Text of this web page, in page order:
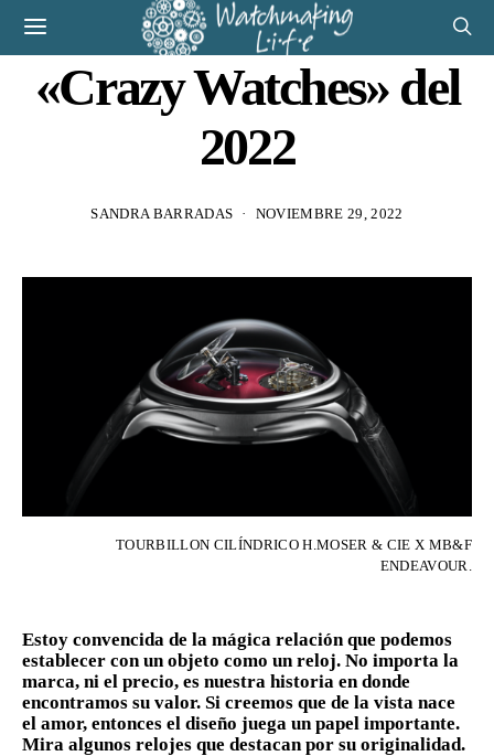
«Crazy Watches» del
2022
SANDRA BARRADAS NOVIEMBRE 29, 2022
TOURBILLON CILÍNDRICO H.MOSER & CIE X MB&F
ENDEAVOUR.
Estoy convencida de la mágica relación que podemos
establecer con un objeto como un reloj. No importa la
marca, ni el precio, es nuestra historia en donde
encontramos su valor. Si creemos que de la vista nace
el amor, entonces el diseño juega un papel importante.
Mira algunos relojes que destacan por su originalidad.